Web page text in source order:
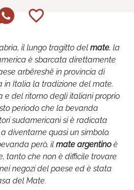
il lungo tragitto del mate, la
è sbarcata direttamente
arbëreshë in provincia di
in Italia la tradizione del mate.
e del ritorno degli italiani proprio
periodo che la bevanda
sudamericani si è radicata
diventarne quasi un simbolo.
però, il mate argentinoè
tanto che non è difficile trovare
negozi del paese ed è stata
del Mate.